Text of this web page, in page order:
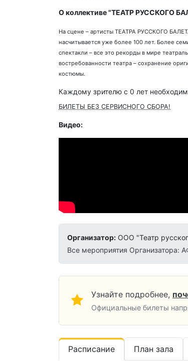
О коллективе "ТЕАТР РУССКОГО
На сцене – артисты ТЕАТРА РУССКОГО
насчитывается уже более 100 лет. Более
спектакли – все это рекорды в мире
востребованности театра – сохранение
костюмы.
Каждому зрителю c 0 лет
БИЛЕТЫ БЕЗ СЕРВИСНОГО СБОРА!
Видео:
Организатор: ООО "Театр
Все мероприятия Организатора:
Узнайте подробнее,
Официальные билеты
Расписание План зала